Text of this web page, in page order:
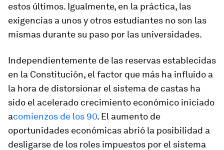
estos últimos. Igualmente, en la práctica, las
exigencias a unos y otros estudiantes no son las
mismas durante su paso por las universidades.
Independientemente de las reservas establecidas
en la Constitución, el factor que más ha influido a
la hora de distorsionar el sistema de castas ha
sido el acelerado crecimiento económico iniciado
acomienzos de los 90. El aumento de
oportunidades económicas abrió la posibilidad a
desligarse de los roles impuestos por el sistema